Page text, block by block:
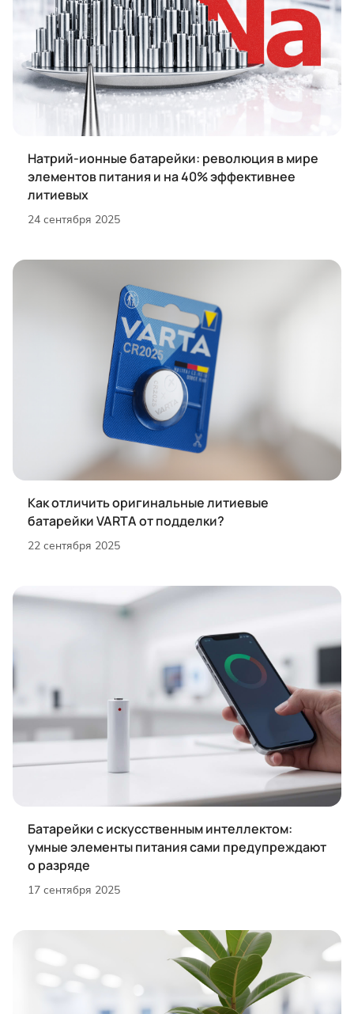
Натрий-ионные батарейки: революция в мире
элементов питания и на 40% эффективнее
литиевых
24 сентября 2025
Как отличить оригинальные литиевые
батарейки VARTA от подделки?
22 сентября 2025
Батарейки с искусственным интеллектом:
умные элементы питания сами предупреждают
о разряде
17 сентября 2025